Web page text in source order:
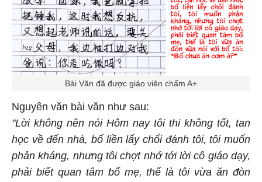
Bài Văn đã được giáo viên chấm A+
Nguyên văn bài văn như sau:
"Lời không nên nói Hôm nay tôi thi không tốt, tan
học về đến nhà, bố liền lấy chổi đánh tôi, tôi muốn
phản kháng, nhưng tôi chợt nhớ tới lời cô giáo dạy,
phải biết quan tâm bố mẹ, thế là tôi vừa ăn đòn